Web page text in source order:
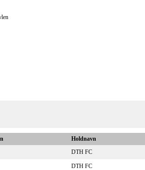
Holdnavn
DTH FC
DTH FC